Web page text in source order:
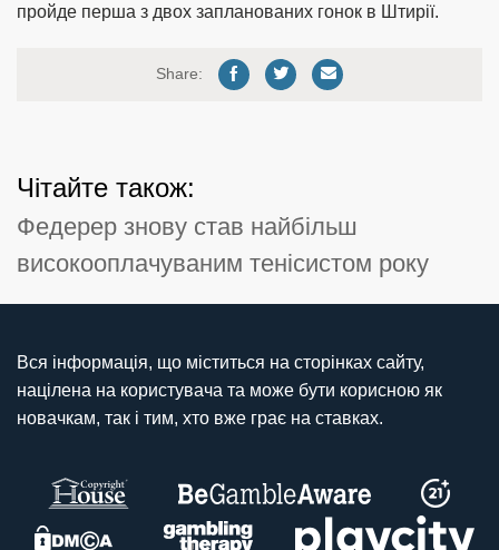
пройде перша з двох запланованих гонок в Штирії.
Share:
Чітайте також:
Федерер знову став найбільш
високооплачуваним тенісистом року
Вся інформація, що міститься на сторінках сайту,
націлена на користувача та може бути корисною як
новачкам, так і тим, хто вже грає на ставках.